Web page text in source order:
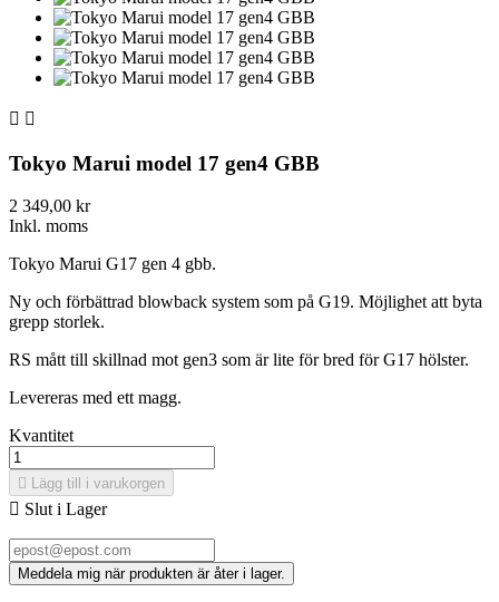
 
Tokyo Marui model 17 gen4 GBB
2 349,00 kr
Inkl. moms
Tokyo Marui G17 gen 4 gbb.
Ny och förbättrad blowback system som på G19. Möjlighet att byta
grepp storlek.
RS mått till skillnad mot gen3 som är lite för bred för G17 hölster.
Levereras med ett magg.
Kvantitet
 Lägg till i varukorgen
 Slut i Lager
Meddela mig när produkten är åter i lager.